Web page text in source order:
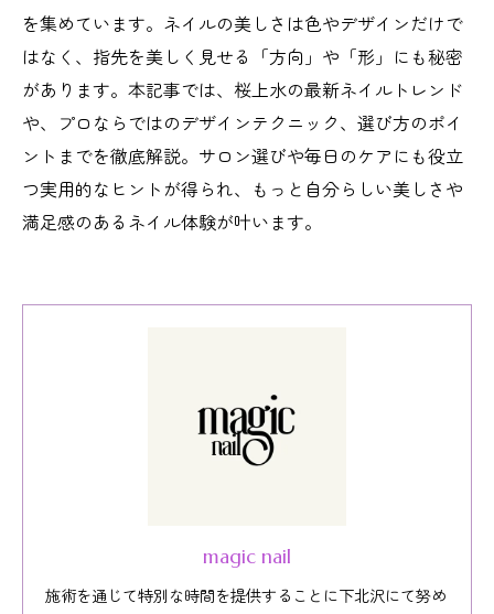
を集めています。ネイルの美しさは色やデザインだけで
はなく、指先を美しく見せる「方向」や「形」にも秘密
があります。本記事では、桜上水の最新ネイルトレンド
や、プロならではのデザインテクニック、選び方のポイ
ントまでを徹底解説。サロン選びや毎日のケアにも役立
つ実用的なヒントが得られ、もっと自分らしい美しさや
満足感のあるネイル体験が叶います。
magic nail
施術を通じて特別な時間を提供することに下北沢にて努め